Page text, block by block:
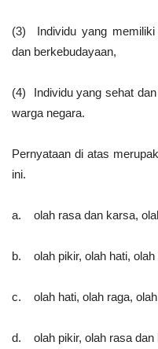
(3) Individu yang memiliki
dan berkebudayaan,
(4) Individu yang sehat
warga negara.
Pernyataan di atas
ini.
a. olah rasa dan karsa,
b. olah pikir, olah hati, olah
c. olah hati, olah raga,
d. olah pikir, olah rasa dan